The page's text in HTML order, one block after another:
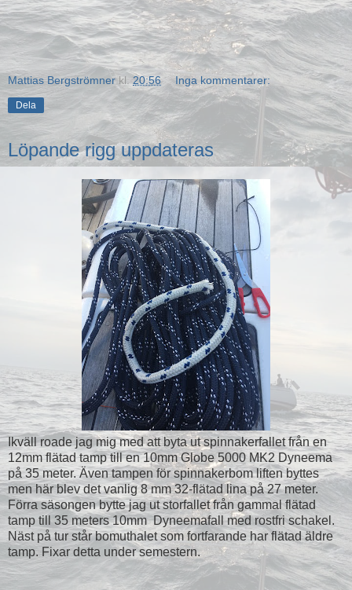
Mattias Bergströmner kl. 20:56 Inga kommentarer:
Dela
Löpande rigg uppdateras
Ikväll roade jag mig med att byta ut spinnakerfallet från en
12mm flätad tamp till en 10mm Globe 5000 MK2 Dyneema
på 35 meter. Även tampen för spinnakerbom liften byttes
men här blev det vanlig 8 mm 32-flätad lina på 27 meter.
Förra säsongen bytte jag ut storfallet från gammal flätad
tamp till 35 meters 10mm Dyneemafall med rostfri schakel.
Näst på tur står bomuthalet som fortfarande har flätad äldre
tamp. Fixar detta under semestern.